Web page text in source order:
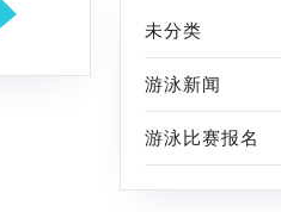
未分类
游泳新闻
游泳比赛报名